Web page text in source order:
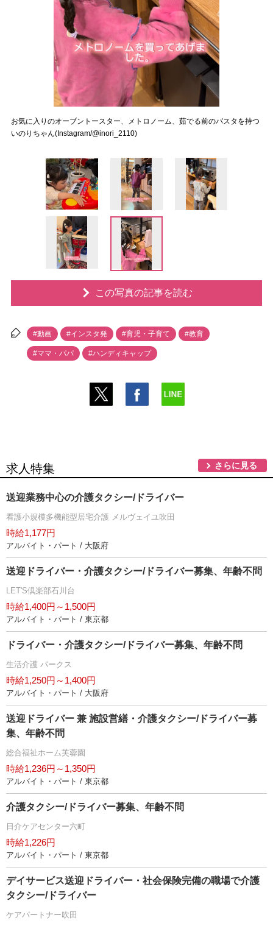
お気に入りのオーブントースター、メトロノーム、茹でる前のパスタを持つ
いのりちゃん(Instagram/@inori_2110)
この写真の記事を読む
#動画 #インスタ発 #育児・子育て #教育
#ママ・パパ #ハンディキャップ
求人特集 さらに見る
送迎業務中心の介護タクシー/ドライバー
看護小規模多機能型居宅介護 メルヴェイユ吹田
時給1,177円
アルバイト・パート / 大阪府
送迎ドライバー・介護タクシー/ドライバー募集、年齢不問
LET'S倶楽部石川台
時給1,400円～1,500円
アルバイト・パート / 東京都
ドライバー・介護タクシー/ドライバー募集、年齢不問
生活介護 パークス
時給1,250円～1,400円
アルバイト・パート / 大阪府
送迎ドライバー 兼 施設営繕・介護タクシー/ドライバー募
集、年齢不問
総合福祉ホーム芙蓉園
時給1,236円～1,350円
アルバイト・パート / 東京都
介護タクシー/ドライバー募集、年齢不問
日介ケアセンター六町
時給1,226円
アルバイト・パート / 東京都
デイサービス送迎ドライバー・社会保険完備の職場で介護
タクシー/ドライバー
ケアパートナー吹田